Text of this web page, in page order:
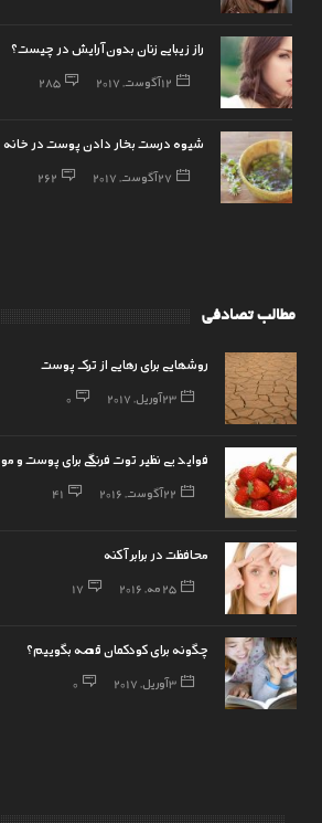
راز زیبایی زنان بدون آرایش در چیست؟
12 آگوست, 2017 285
شیوه درست بخار دادن پوست در خانه
27 آگوست, 2017 262
مطالب تصادفی
روشهایی برای رهایی از ترک پوست
23 آوریل, 2017 0
فواید بی نظیر توت فرنگی برای پوست و مو
22 آگوست, 2016 41
محافظت در برابر آکنه
25 مه, 2016 17
چگونه برای کودکمان قصه بگوییم؟
3 آوریل, 2017 0